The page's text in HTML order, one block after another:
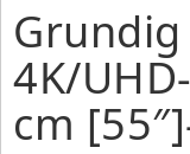
Grundig
4K/
cm